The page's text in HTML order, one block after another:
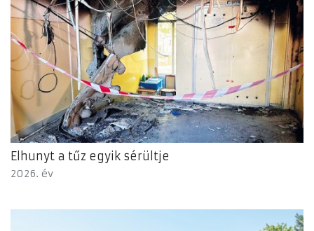
Elhunyt a tűz egyik sérültje
2026. év